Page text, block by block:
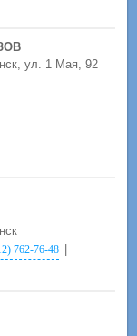
ул. 1 Мая, 92
762-76-48